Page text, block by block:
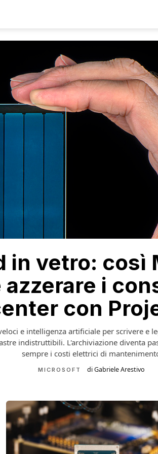
in vetro: così
i
con
e intelligenza artificiale per scrivere e
indistruttibili. L'archiviazione diventa
sempre i costi elettrici di
MICROSOFT di Gabriele Arestivo